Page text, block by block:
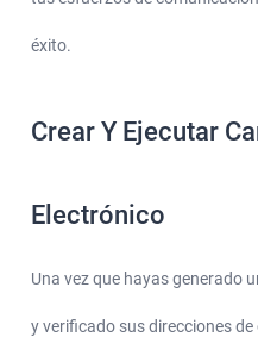
éxito.
Crear Y Ejecutar
Electrónico
Una vez que hayas generado
y verificado sus direcciones